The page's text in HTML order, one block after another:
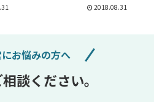
2018.08.31
お悩みの方へ
談ください。